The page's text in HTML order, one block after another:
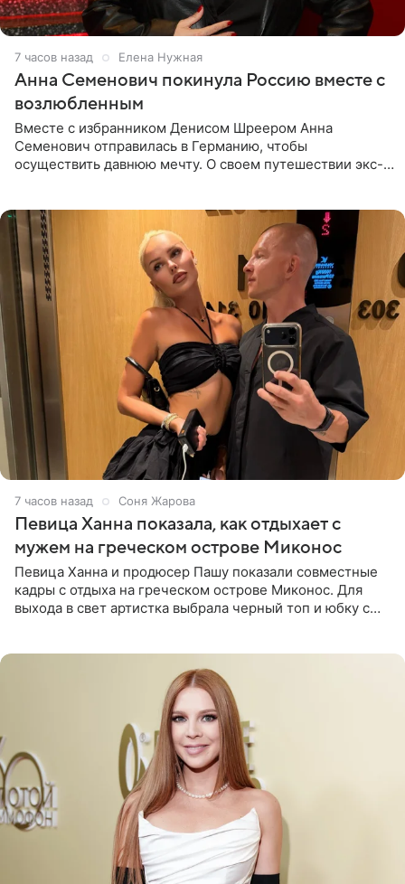
7 часов назад Елена Нужная
Анна Семенович покинула Россию вместе с
возлюбленным
Вместе с избранником Денисом Шреером Анна
Семенович отправилась в Германию, чтобы
осуществить давнюю мечту. О своем путешествии экс-
7 часов назад Соня Жарова
Певица Ханна показала, как отдыхает с
мужем на греческом острове Миконос
Певица Ханна и продюсер Пашу показали совместные
кадры с отдыха на греческом острове Миконос. Для
выхода в свет артистка выбрала черный топ и юбку с